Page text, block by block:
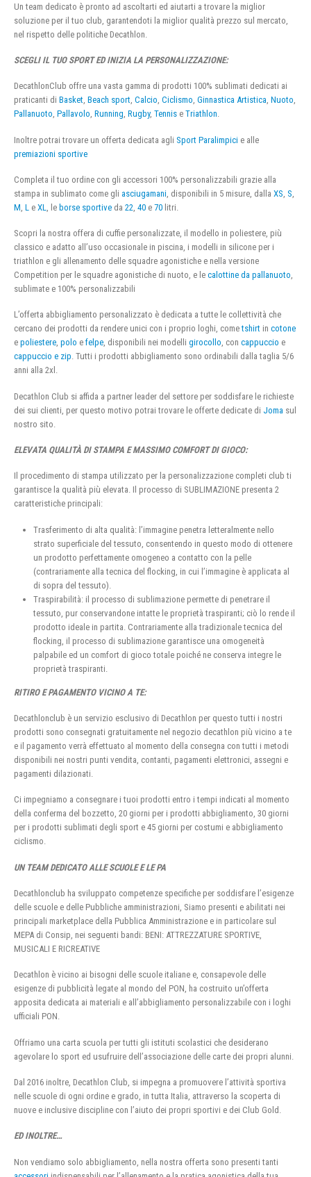
Un team dedicato è pronto ad ascoltarti ed aiutarti a trovare la miglior
soluzione per il tuo club, garantendoti la miglior qualità prezzo sul mercato,
nel rispetto delle politiche Decathlon.
SCEGLI IL TUO SPORT ED INIZIA LA PERSONALIZZAZIONE:
DecathlonClub offre una vasta gamma di prodotti 100% sublimati dedicati ai
praticanti di Basket, Beach sport, Calcio, Ciclismo, Ginnastica Artistica, Nuoto,
Pallanuoto, Pallavolo, Running, Rugby, Tennis e Triathlon.
Inoltre potrai trovare un offerta dedicata agli Sport Paralimpici e alle
premiazioni sportive
Completa il tuo ordine con gli accessori 100% personalizzabili grazie alla
stampa in sublimato come gli asciugamani , disponibili in 5 misure, dalla XS S
M L e XL , le borse sportive da 22 40 e 70 litri.
Scopri la nostra offera di cuffie personalizzate, il modello in poliestere, più
classico e adatto all’uso occasionale in piscina, i modelli in silicone per i
triathlon e gli allenamento delle squadre agonistiche e nella versione
Competition per le squadre agonistiche di nuoto, e le calottine da pallanuoto,
sublimate e 100% personalizzabili
L’offerta abbigliamento personalizzato è dedicata a tutte le collettività che
cercano dei prodotti da rendere unici con i proprio loghi, cometshirt in cotone
e poliestere, polo e felpe, disponibili nei modelli girocollo, con cappuccio e
cappuccio e zip. Tutti i prodotti abbigliamento sono ordinabili dalla taglia 5/6
anni alla 2xl.
Decathlon Club si affida a partner leader del settore per soddisfare le richieste
dei sui clienti, per questo motivo potrai trovare le offerte dedicate di Joma sul
nostro sito.
ELEVATA QUALITÀ DI STAMPA E MASSIMO COMFORT DI GIOCO:
Il procedimento di stampa utilizzato per la personalizzazione completi club ti
garantisce la qualità più elevata. Il processo di SUBLIMAZIONE presenta 2
caratteristiche principali:
Trasferimento di alta qualità: l’immagine penetra letteralmente nello
strato superficiale del tessuto, consentendo in questo modo di ottenere
un prodotto perfettamente omogeneo a contatto con la pelle
(contrariamente alla tecnica del flocking, in cui l’immagine è applicata al
di sopra del tessuto).
Traspirabilità: il processo di sublimazione permette di penetrare il
tessuto, pur conservandone intatte le proprietà traspiranti; ciò lo rende il
prodotto ideale in partita. Contrariamente alla tradizionale tecnica del
flocking, il processo di sublimazione garantisce una omogeneità
palpabile ed un comfort di gioco totale poiché ne conserva integre le
proprietà traspiranti.
RITIRO E PAGAMENTO VICINO A TE:
Decathlonclub è un servizio esclusivo di Decathlon per questo tutti i nostri
prodotti sono consegnati gratuitamente nel negozio decathlon più vicino a te
e il pagamento verrà effettuato al momento della consegna con tutti i metodi
disponibili nei nostri punti vendita, contanti, pagamenti elettronici, assegni e
pagamenti dilazionati.
Ci impegniamo a consegnare i tuoi prodotti entro i tempi indicati al momento
della conferma del bozzetto, 20 giorni per i prodotti abbigliamento, 30 giorni
per i prodotti sublimati degli sport e 45 giorni per costumi e abbigliamento
ciclismo.
UN TEAM DEDICATO ALLE SCUOLE E LE PA
Decathlonclub ha sviluppato competenze specifiche per soddisfare l’esigenze
delle scuole e delle Pubbliche amministrazioni, Siamo presenti e abilitati nei
principali marketplace della Pubblica Amministrazione e in particolare sul
MEPA di Consip, nei seguenti bandi: BENI: ATTREZZATURE SPORTIVE,
MUSICALI E RICREATIVE
Decathlon è vicino ai bisogni delle scuole italiane e, consapevole delle
esigenze di pubblicità legate al mondo del PON, ha costruito un’offerta
apposita dedicata ai materiali e all’abbigliamento personalizzabile con i loghi
ufficiali PON.
Offriamo una carta scuola per tutti gli istituti scolastici che desiderano
agevolare lo sport ed usufruire dell’associazione delle carte dei propri alunni.
Dal 2016 inoltre, Decathlon Club, si impegna a promuovere l’attività sportiva
nelle scuole di ogni ordine e grado, in tutta Italia, attraverso la scoperta di
nuove e inclusive discipline con l’aiuto dei propri sportivi e dei Club Gold.
ED INOLTRE…
Non vendiamo solo abbigliamento, nella nostra offerta sono presenti tanti